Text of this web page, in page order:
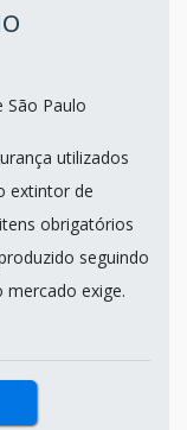
São Paulo
utilizados
extintor de
obrigatórios
seguindo
exige.